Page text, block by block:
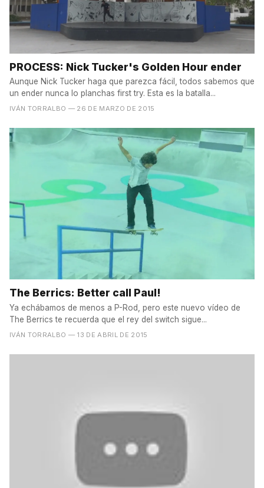
PROCESS: Nick Tucker's Golden Hour ender
Aunque Nick Tucker haga que parezca fácil, todos sabemos que
un ender nunca lo planchas first try. Esta es la batalla...
IVÁN TORRALBO — 26 DE MARZO DE 2015
The Berrics: Better call Paul!
Ya echábamos de menos a P-Rod, pero este nuevo vídeo de
The Berrics te recuerda que el rey del switch sigue...
IVÁN TORRALBO — 13 DE ABRIL DE 2015